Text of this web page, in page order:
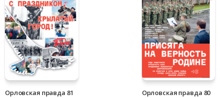
Орловская правда 81 Орловская правда 80